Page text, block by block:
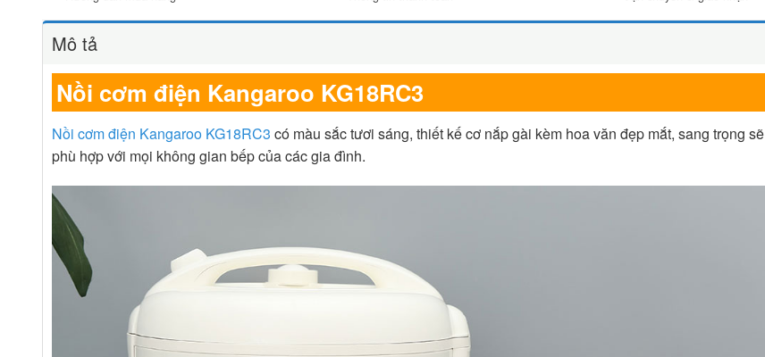
Mô tả
Nồi cơm điện Kangaroo KG18RC3
Nồi cơm điện Kangaroo KG18RC3 có màu sắc tươi sáng, thiết kế cơ nắp gài kèm hoa văn đẹp mắt, sang trọng sẽ
phù hợp với mọi không gian bếp của các gia đình.